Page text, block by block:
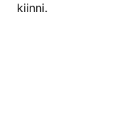
kiinni.